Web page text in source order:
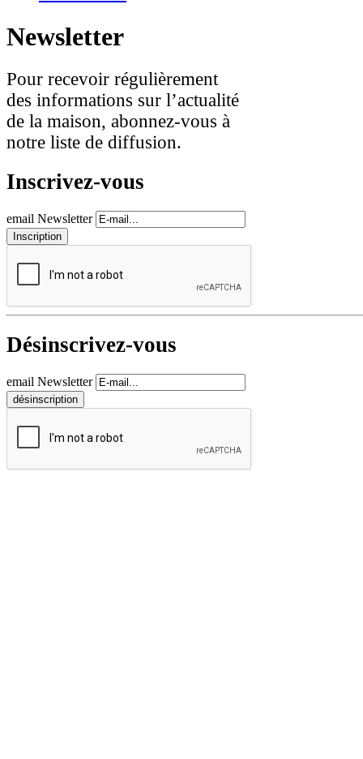
Newsletter
Pour recevoir régulièrement
des informations sur l’actualité
de la maison, abonnez-vous à
notre liste de diffusion.
Inscrivez-vous
email Newsletter
Désinscrivez-vous
email Newsletter